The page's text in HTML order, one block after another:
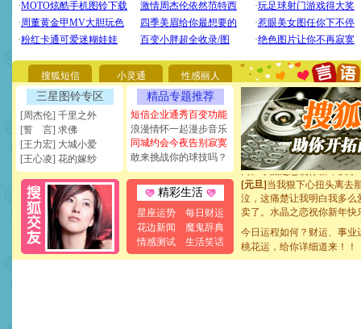
搜狐短信 小灵通 性感丽人
三星图铃专区
[周杰伦] 千里之外
[誓 言] 求佛
[王力宏] 大城小爱
[王心凌] 花的嫁纱
精品专题推荐
短信企业通秀百变功能
浪漫情怀一起漫步音乐
同城约会今夜告别寂寞
敢来挑战你的球技吗？
精彩生活
星座运势
每日财运
花边新闻
魔鬼辞典
情感测试
生活笑话
要平安！千万要知足！千
[圣诞节]不只这样的日子才
能正大光明地骚扰你,告诉
天都要快乐噢!
[圣诞节]奉上一颗祝福的心,
如意,快乐,鲜花,一切美好
[元旦]看到你我会触电；看
断电。爱你是我职业，想
你是我专业！水晶之恋祝你
[元旦]如果上天让我许三个
起；二是再生再世和你在
离。水晶之恋祝你新年快乐
[元旦]当我狠下心扭头离去
泣，这痛楚让我明白我多
卖了。水晶之恋祝你新年快
[春节] 风柔雨润好月圆，半
颜！冬去春来似水如烟，
道一声平安！新年吉祥万事
[春节]传说薰衣草有四片叶
今日运程如何？财运、事业
桃花运，给你详细道来！！